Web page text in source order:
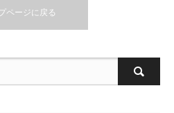
ページに戻る